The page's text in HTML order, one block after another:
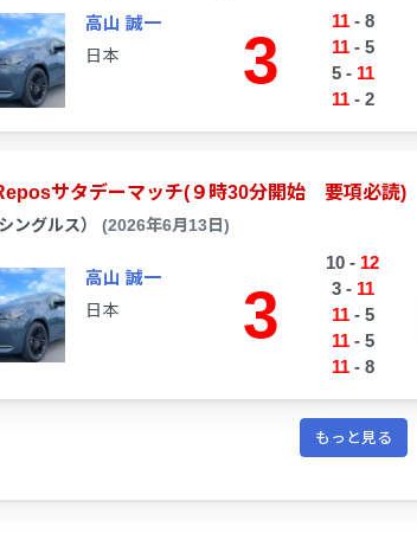
高山 誠一
日本 3
11- 8
11- 5
5- 11
11- 2
サタデーマッチ(９時30分開始 要項必読)
ングルス） (2026年6月13日)
高山 誠一
日本 3
10 - 12
3- 11
11- 5
11- 5
11- 8
もっと見る